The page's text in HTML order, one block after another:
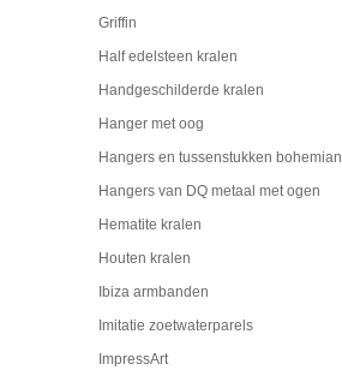
Griffin
Half edelsteen kralen
Handgeschilderde kralen
Hanger met oog
Hangers en tussenstukken bohemian
Hangers van DQ metaal met ogen
Hematite kralen
Houten kralen
Ibiza armbanden
Imitatie zoetwaterparels
ImpressArt